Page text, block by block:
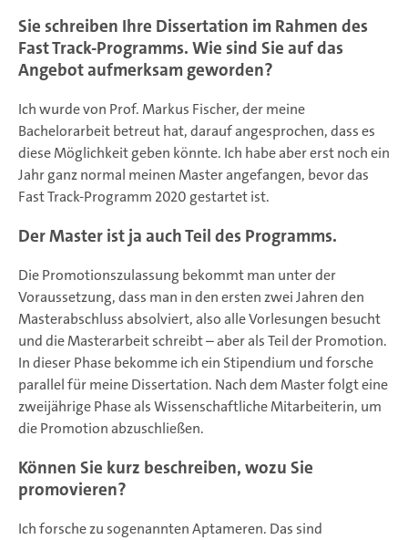
Sie schreiben Ihre Dissertation im Rahmen des
Fast Track-Programms. Wie sind Sie auf das
Angebot aufmerksam geworden?
Ich wurde von Prof. Markus Fischer, der meine
Bachelorarbeit betreut hat, darauf angesprochen, dass es
diese Möglichkeit geben könnte. Ich habe aber erst noch ein
Jahr ganz normal meinen Master angefangen, bevor das
Fast Track-Programm 2020 gestartet ist.
Der Master ist ja auch Teil des Programms.
Die Promotionszulassung bekommt man unter der
Voraussetzung, dass man in den ersten zwei Jahren den
Masterabschluss absolviert, also alle Vorlesungen besucht
und die Masterarbeit schreibt – aber als Teil der Promotion.
In dieser Phase bekomme ich ein Stipendium und forsche
parallel für meine Dissertation. Nach dem Master folgt eine
zweijährige Phase als Wissenschaftliche Mitarbeiterin, um
die Promotion abzuschließen.
Können Sie kurz beschreiben, wozu Sie
promovieren?
Ich forsche zu sogenannten Aptameren. Das sind